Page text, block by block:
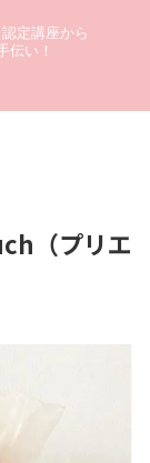
定講座から
伝い！
（プリエ